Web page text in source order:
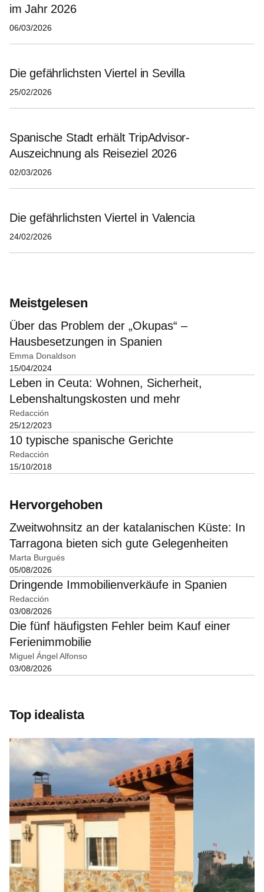
im Jahr 2026
06/03/2026
Die gefährlichsten Viertel in Sevilla
25/02/2026
Spanische Stadt erhält TripAdvisor-
Auszeichnung als Reiseziel 2026
02/03/2026
Die gefährlichsten Viertel in Valencia
24/02/2026
Meistgelesen
Über das Problem der „Okupas“ –
Hausbesetzungen in Spanien
Emma Donaldson
15/04/2024
Leben in Ceuta: Wohnen, Sicherheit,
Lebenshaltungskosten und mehr
Redacción
25/12/2023
10 typische spanische Gerichte
Redacción
15/10/2018
Hervorgehoben
Zweitwohnsitz an der katalanischen Küste: In
Tarragona bieten sich gute Gelegenheiten
Marta Burgués
05/08/2026
Dringende Immobilienverkäufe in Spanien
Redacción
03/08/2026
Die fünf häufigsten Fehler beim Kauf einer
Ferienimmobilie
Miguel Ángel Alfonso
03/08/2026
Top idealista